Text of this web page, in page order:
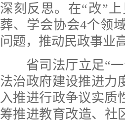
深刻反思。在“改”
葬、学会协会4个领
问题，推动民政事业
省司法厅立足“一
法治政府建设推进力
入推进行政争议实质
筹推进教育改造、社